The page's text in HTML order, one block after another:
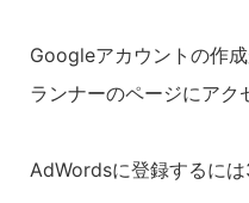
Googleアカウントの作
ランナーのページにアク
AdWordsに登録するには